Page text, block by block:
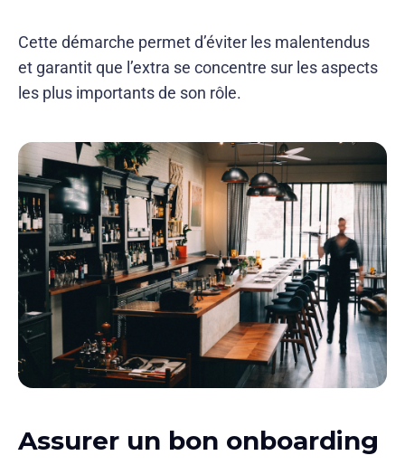
Cette démarche permet d’éviter les malentendus
et garantit que l’extra se concentre sur les aspects
les plus importants de son rôle.
Assurer un bon onboarding